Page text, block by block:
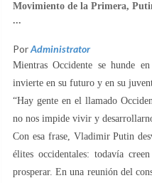
Movimiento de la Primera,
...
PorAdministrator
Mientras Occidente se hunde
invierte en su futuro y en su
“Hay gente en el llamado
no nos impide vivir y
Con esa frase, Vladimir Putin
élites occidentales: todavía
prosperar. En una reunión del